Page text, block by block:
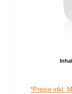
*Preise inkl.